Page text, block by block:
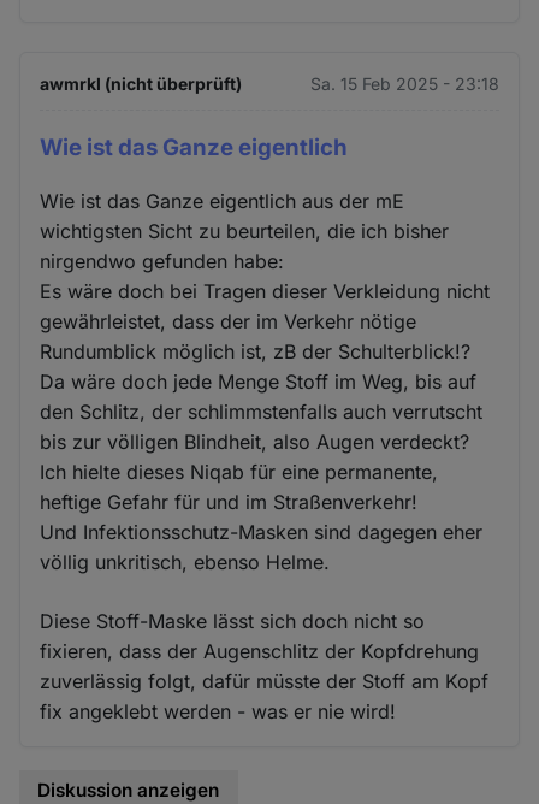
awmrkl (nicht überprüft) Sa. 15 Feb 2025 - 23:18
Wie ist das Ganze eigentlich
Wie ist das Ganze eigentlich aus der mE
wichtigsten Sicht zu beurteilen, die ich bisher
nirgendwo gefunden habe:
Es wäre doch bei Tragen dieser Verkleidung nicht
gewährleistet, dass der im Verkehr nötige
Rundumblick möglich ist, zB der Schulterblick!?
Da wäre doch jede Menge Stoff im Weg, bis auf
den Schlitz, der schlimmstenfalls auch verrutscht
bis zur völligen Blindheit, also Augen verdeckt?
Ich hielte dieses Niqab für eine permanente,
heftige Gefahr für und im Straßenverkehr!
Und Infektionsschutz-Masken sind dagegen eher
völlig unkritisch, ebenso Helme.
Diese Stoff-Maske lässt sich doch nicht so
fixieren, dass der Augenschlitz der Kopfdrehung
zuverlässig folgt, dafür müsste der Stoff am Kopf
fix angeklebt werden - was er nie wird!
Diskussion anzeigen